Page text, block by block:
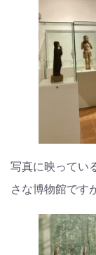
写真に映ってい
さな博物館です